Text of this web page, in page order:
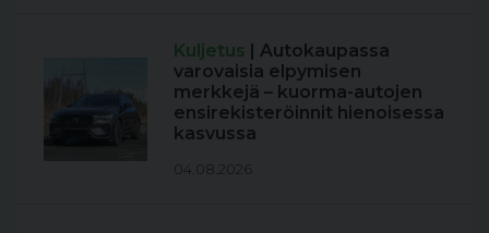
Kuljetus | Autokaupassa
varovaisia elpymisen
merkkejä – kuorma-autojen
ensirekisteröinnit hienoisessa
kasvussa
04.08.2026